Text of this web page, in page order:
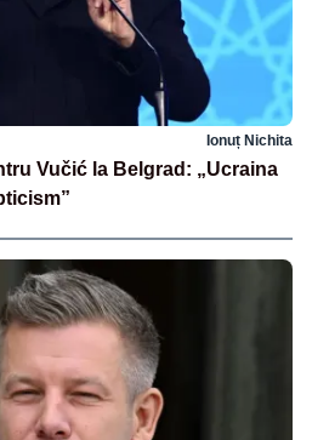
Ionuț Nichita
Vučić la Belgrad: „Ucraina